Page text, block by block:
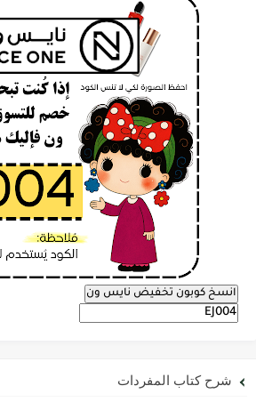
انسخ كوبون تخفيض نايس ون
شرح كتاب المفردات